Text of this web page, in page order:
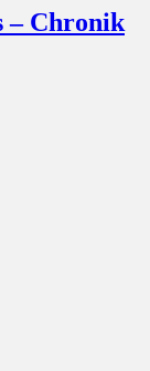
– Chronik